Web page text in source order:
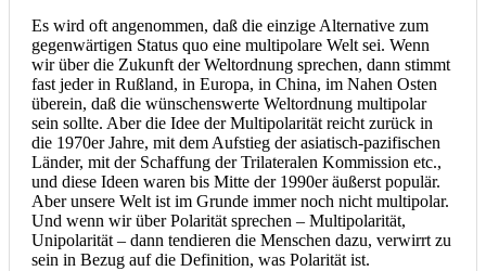
Es wird oft angenommen, daß die einzige Alternative zum
gegenwärtigen Status quo eine multipolare Welt sei. Wenn
wir über die Zukunft der Weltordnung sprechen, dann stimmt
fast jeder in Rußland, in Europa, in China, im Nahen Osten
überein, daß die wünschenswerte Weltordnung multipolar
sein sollte. Aber die Idee der Multipolarität reicht zurück in
die 1970er Jahre, mit dem Aufstieg der asiatisch-pazifischen
Länder, mit der Schaffung der Trilateralen Kommission etc.,
und diese Ideen waren bis Mitte der 1990er äußerst populär.
Aber unsere Welt ist im Grunde immer noch nicht multipolar.
Und wenn wir über Polarität sprechen – Multipolarität,
Unipolarität – dann tendieren die Menschen dazu, verwirrt zu
sein in Bezug auf die Definition, was Polarität ist.